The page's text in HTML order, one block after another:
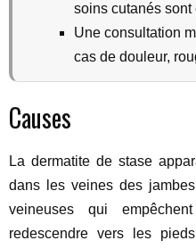
soins cutanés sont
Une consultation
cas de douleur,
Causes
La dermatite de stase
dans les veines des
veineuses qui
redescendre vers les